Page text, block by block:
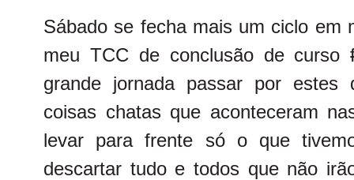
Sábado se fecha mais um ciclo em
meu TCC de conclusão de curso
grande jornada passar por estes
coisas chatas que aconteceram
levar para frente só o que
descartar tudo e todos que não